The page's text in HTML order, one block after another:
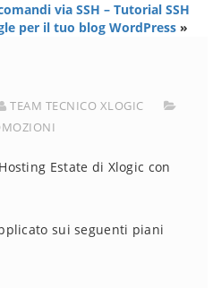
via SSH – Tutorial SSH
per il tuo blog WordPress »
TEAM TECNICO XLOGIC
Estate di Xlogic con
sui seguenti piani